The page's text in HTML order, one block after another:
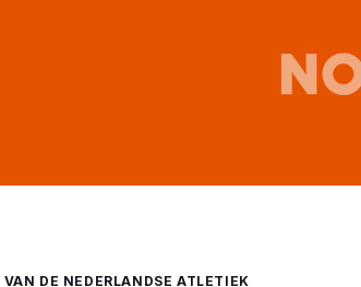
DE NEDERLANDSE ATLETIEK